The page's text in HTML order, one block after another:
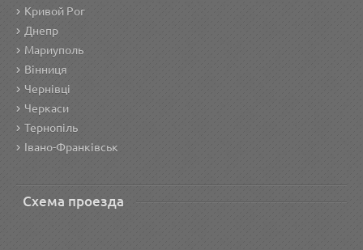
Кривой Рог
Днепр
Мариуполь
Вінниця
Чернівці
Черкаси
Тернопіль
Івано-Франківськ
Схема проезда